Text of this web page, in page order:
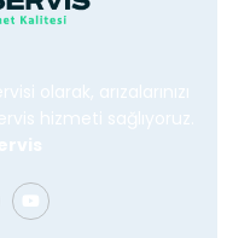
olarak, arızalarınızı
hizmeti sağlıyoruz.